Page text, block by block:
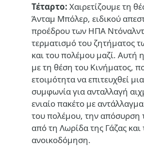
Τέταρτο: Χαιρετίζουμε τη
Άνταμ Μπόλερ, ειδικού
προέδρου των ΗΠΑ
τερματισμό του ζητήματος
και του πολέμου μαζί. Αυτή
με τη θέση του Κινήματος,
ετοιμότητα να επιτευχθεί
συμφωνία για ανταλλαγή
ενιαίο πακέτο με
του πολέμου, την απόσυρση
από τη Λωρίδα της Γάζας και
ανοικοδόμηση.